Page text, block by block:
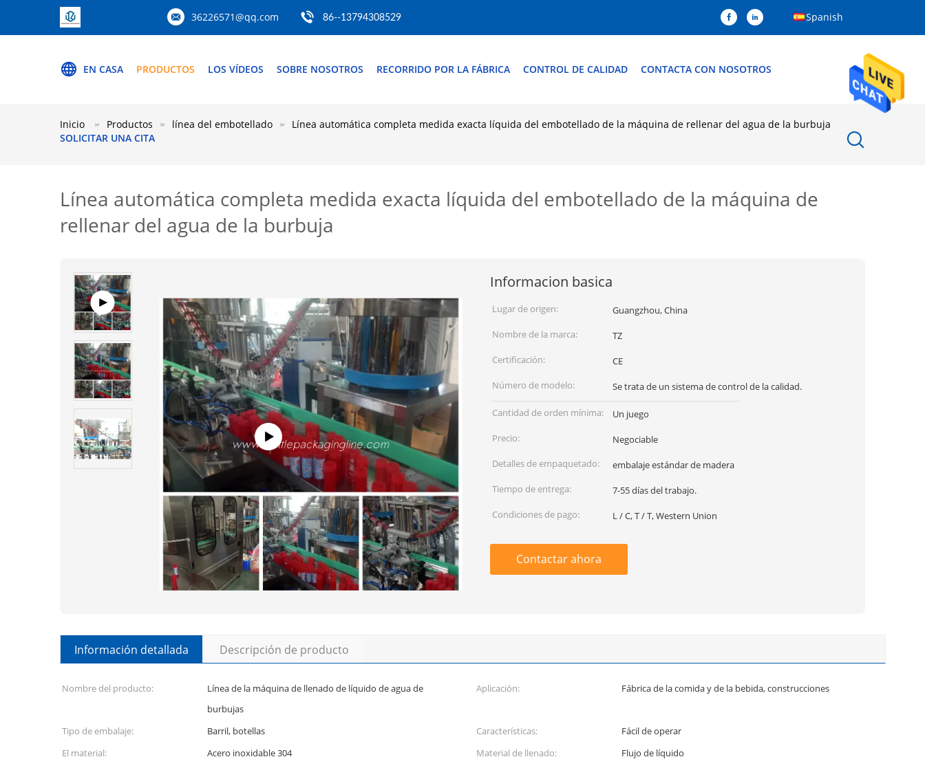
36226571@qq.com 86--13794308529 Spanish
EN CASA PRODUCTOS LOS VÍDEOS SOBRE NOSOTROS RECORRIDO POR LA FÁBRICA CONTROL DE CALIDAD CONTACTA CON NOSOTROS
SOLICITAR UNA CITA
Inicio Productos línea del embotellado Línea automática completa medida exacta líquida del embotellado de la máquina de rellenar del agua de la burbuja
Línea automática completa medida exacta líquida del embotellado de la máquina de
rellenar del agua de la burbuja
Informacion basica
Lugar de origen:
Guangzhou, China
Nombre de la marca:
TZ
Certificación:
CE
Número de modelo:
Se trata de un sistema de control de la calidad.
Cantidad de orden mínima:
Un juego
Precio:
Negociable
Detalles de empaquetado:
embalaje estándar de madera
Tiempo de entrega:
7-55 días del trabajo.
Condiciones de pago:
L / C, T / T, Western Union
Contactar ahora
Información detallada Descripción de producto
Nombre del producto:
Línea de la máquina de llenado de líquido de agua de
burbujas
Aplicación: Fábrica de la comida y de la bebida, construcciones
Tipo de embalaje: Barril, botellas Características:
Fácil de operar
El material:
Acero inoxidable 304 Material de llenado:
Flujo de líquido